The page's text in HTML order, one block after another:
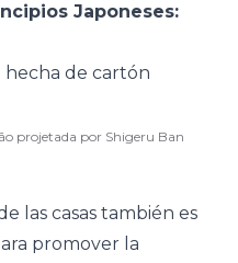
Japoneses:
projetada por Shigeru Ban
las casas también es
promover la